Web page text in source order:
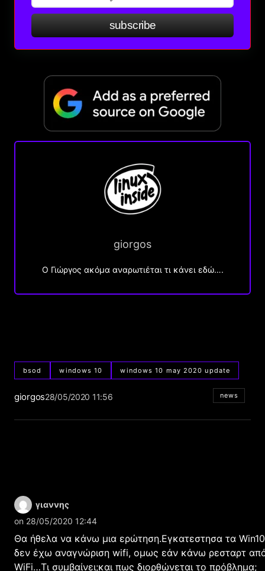
subscribe
giorgos
Ο Γιώργος ακόμα αναρωτιέται τι κάνει εδώ….
bsod windows 10 windows 10 may 2020 update
giorgos28/05/2020 11:56 news
γιαννης
on 28/05/2020 12:44
Θα ήθελα να κάνω μια ερώτηση.Εγκατεστησα τα
δεν έχω αναγνώριση wifi, oμως εάν κάνω ρεσταρτ
WiFi…Τι συμβαίνει;και πως διορθώνεται το πρόβλημα;